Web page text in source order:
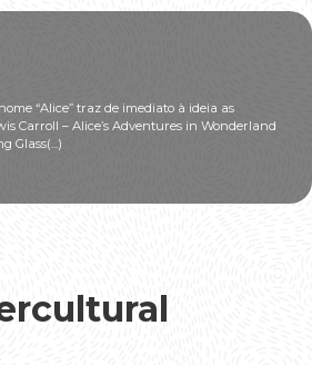
“Alice” traz de imediato à ideia as
Carroll – Alice’s Adventures in Wonderland
Glass(...)